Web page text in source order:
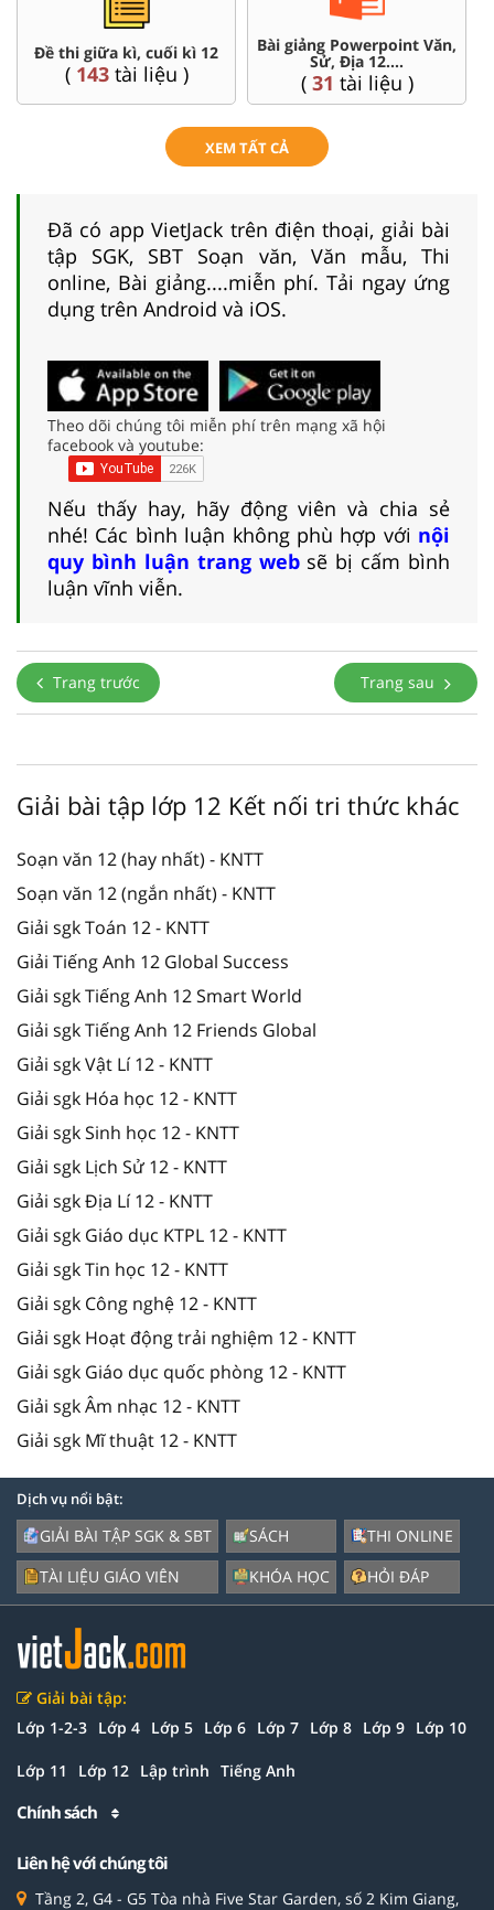
Chuyên đề dạy thêm Toán,
Lí, Hóa ...12
(104tài liệu )
Đề thi HSG 12
(4 tài liệu )
XEM TẤT CẢ
Đã có app VietJack trên điện thoại, giải bài
tập SGK, SBT Soạn văn, Văn mẫu, Thi
online, Bài giảng....miễn phí. Tải ngay ứng
dụng trên Android và iOS.
Theo dõi chúng tôi miễn phí trên mạng xã hội
facebook và youtube:
Nếu thấy hay, hãy động viên và chia sẻ
nhé! Các bình luận không phù hợp với nội
quy bình luận trang websẽ bị cấm bình
luận vĩnh viễn.
Trang trước Trang sau
Giải bài tập lớp 12 Kết nối tri thức khác
Soạn văn 12 (hay nhất) - KNTT
Soạn văn 12 (ngắn nhất) - KNTT
Giải sgk Toán 12 - KNTT
Giải Tiếng Anh 12 Global Success
Giải sgk Tiếng Anh 12 Smart World
Giải sgk Tiếng Anh 12 Friends Global
Giải sgk Vật Lí 12 - KNTT
Giải sgk Hóa học 12 - KNTT
Giải sgk Sinh học 12 - KNTT
Giải sgk Lịch Sử 12 - KNTT
Giải sgk Địa Lí 12 - KNTT
Giải sgk Giáo dục KTPL 12 - KNTT
Giải sgk Tin học 12 - KNTT
Giải sgk Công nghệ 12 - KNTT
Giải sgk Hoạt động trải nghiệm 12 - KNTT
Giải sgk Giáo dục quốc phòng 12 - KNTT
Giải sgk Âm nhạc 12 - KNTT
Giải sgk Mĩ thuật 12 - KNTT
Dịch vụ nổi bật:
GIẢI BÀI TẬP SGK & SBT
TÀI LIỆU GIÁO VIÊN
SÁCH
KHÓA HỌC
THI ONLINE
HỎI ĐÁP
Giải bài tập:
Lớp 1-2-3 Lớp 4 Lớp 5 Lớp 6 Lớp 7 Lớp 8 Lớp 9 Lớp 10
Lớp 11 Lớp 12 Lập trình Tiếng Anh
Chính sách
Liên hệ với chúng tôi
Tầng 2, G4 - G5 Tòa nhà Five Star Garden, số 2 Kim Giang,